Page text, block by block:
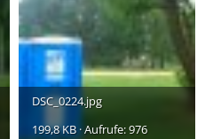
DSC_0224.jpg
199,8 KB · Aufrufe: 976